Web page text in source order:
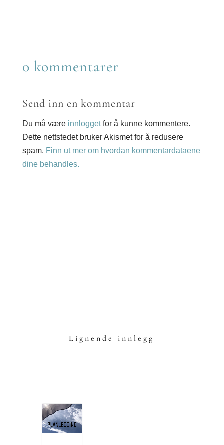
0 kommentarer
Send inn en kommentar
Du må være innloggetfor å kunne kommentere.
Dette nettstedet bruker Akismet for å redusere
spam. Finn ut mer om hvordan kommentardataene
dine behandles.
Lignende innlegg